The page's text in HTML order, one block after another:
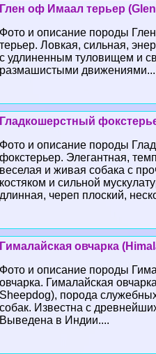
Глен оф Имаал терьер
Фото и описание породы
терьер. Ловкая, сильная,
с удлиненным туловищем и
размашистыми
Гладкошерстный
Фото и описание породы
фокстерьер. Элегантная,
веселая и живая собака с
костяком и сильной
длинная, череп плоский,
Гималайская овчарка
Фото и описание породы
овчарка. Гималайская
Sheepdog), порода
собак. Известна с
Выведена в Индии....